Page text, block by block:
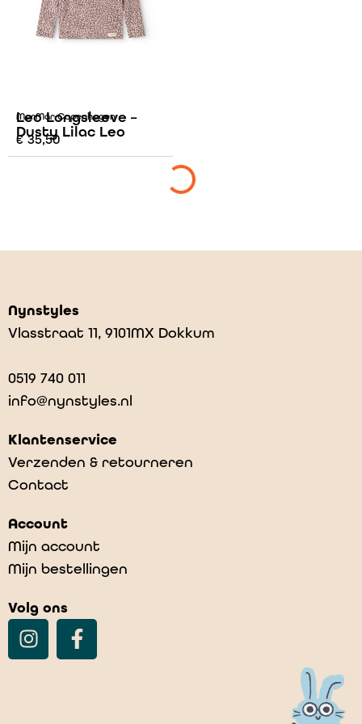
MarMar Copenhagen
Leo Longsleeve –
Dusty Lilac Leo
€35,50
Nynstyles
Vlasstraat 11, 9101MX Dokkum
0519 740 011
info@nynstyles.nl
Klantenservice
Verzenden & retourneren
Contact
Account
Mijn account
Mijn bestellingen
Volg ons